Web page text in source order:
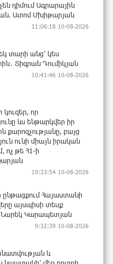
դիմում Ագրարային
Ատոմ Մխիթարյան
11:06:18 10-08-2026
տարի անց՝ կես
Տիգրան Դումիկյան
10:41:46 10-08-2026
կուզեր, որ
ևս ենթարկվեր իր
քարոզչությանը, բայց
ունի միայն իրական
ոչ թե Հ1-ի
10:33:54 10-08-2026
Հայաստանի
այսպիսի տեսք
Կարապետյան
9:32:39 10-08-2026
և